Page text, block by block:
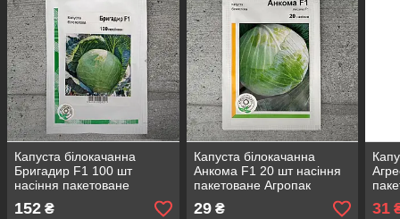
Капуста білокачанна
Бригадир F1 100 шт
насіння пакетоване
Агропак
152 ₴
Капуста білокачанна
Анкома F1 20 шт насіння
пакетоване Агропак
29₴ 31